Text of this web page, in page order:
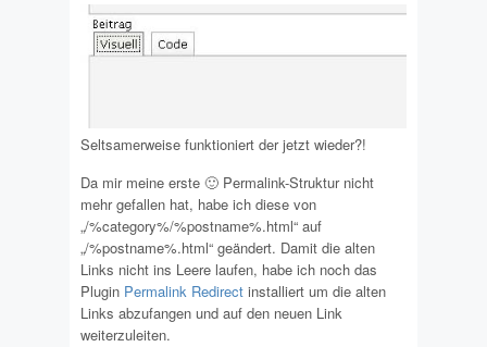
Seltsamerweise funktioniert der jetzt wieder?!
Da mir meine erste 🙂 Permalink-Struktur nicht
mehr gefallen hat, habe ich diese von
„/%category%/%postname%.html“ auf
„/%postname%.html“ geändert. Damit die alten
Links nicht ins Leere laufen, habe ich noch das
Plugin Permalink Redirect installiert um die alten
Links abzufangen und auf den neuen Link
weiterzuleiten.